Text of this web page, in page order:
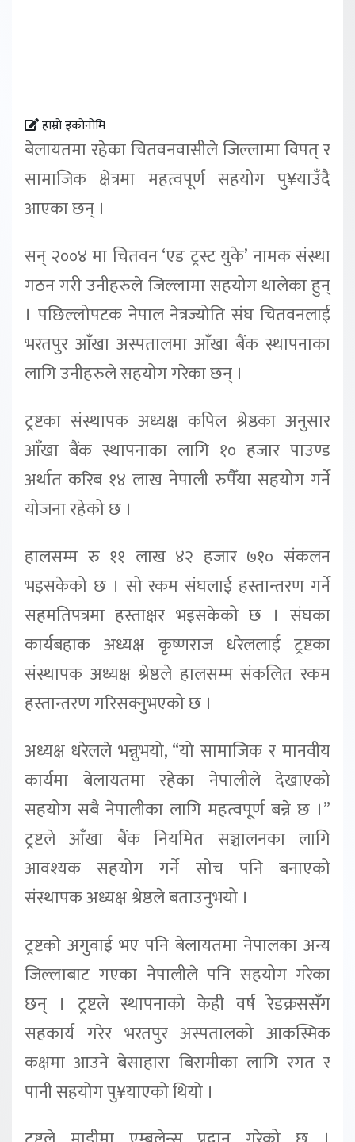
हाम्रो इकोनोमि
बेलायतमा रहेका चितवनवासीले जिल्लामा विपत् र
सामाजिक क्षेत्रमा महत्वपूर्ण सहयोग पु¥याउँदै
आएका छन् ।
सन् २००४ मा चितवन ‘एड ट्रस्ट युके’ नामक संस्था
गठन गरी उनीहरुले जिल्लामा सहयोग थालेका हुन्
। पछिल्लोपटक नेपाल नेत्रज्योति संघ चितवनलाई
भरतपुर आँखा अस्पतालमा आँखा बैंक स्थापनाका
लागि उनीहरुले सहयोग गरेका छन् ।
ट्रष्टका संस्थापक अध्यक्ष कपिल श्रेष्ठका अनुसार
आँखा बैंक स्थापनाका लागि १० हजार पाउण्ड
अर्थात करिब १४ लाख नेपाली रुपैँंया सहयोग गर्ने
योजना रहेको छ ।
हालसम्म रु ११ लाख ४२ हजार ७१० संकलन
भइसकेको छ । सो रकम संघलाई हस्तान्तरण गर्ने
सहमतिपत्रमा हस्ताक्षर भइसकेको छ । संघका
कार्यबहाक अध्यक्ष कृष्णराज धरेललाई ट्रष्टका
संस्थापक अध्यक्ष श्रेष्ठले हालसम्म संकलित रकम
हस्तान्तरण गरिसक्नुभएको छ ।
अध्यक्ष धरेलले भन्नुभयो, “यो सामाजिक र मानवीय
कार्यमा बेलायतमा रहेका नेपालीले देखाएको
सहयोग सबै नेपालीका लागि महत्वपूर्ण बन्ने छ ।”
ट्रष्टले आँखा बैंक नियमित सञ्चालनका लागि
आवश्यक सहयोग गर्ने सोच पनि बनाएको
संस्थापक अध्यक्ष श्रेष्ठले बताउनुभयो ।
ट्रष्टको अगुवाई भए पनि बेलायतमा नेपालका अन्य
जिल्लाबाट गएका नेपालीले पनि सहयोग गरेका
छन् । ट्रष्टले स्थापनाको केही वर्ष रेडक्रससँग
सहकार्य गरेर भरतपुर अस्पतालको आकस्मिक
कक्षमा आउने बेसाहारा बिरामीका लागि रगत र
पानी सहयोग पु¥याएको थियो ।